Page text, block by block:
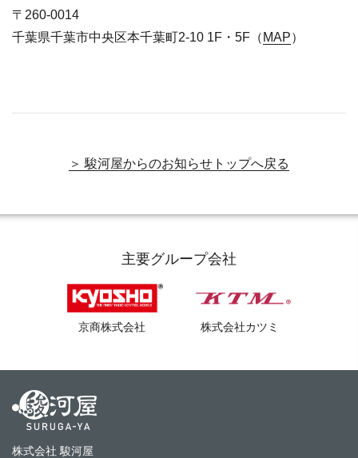
〒260-0014
千葉県千葉市中央区本千葉町2-10 1F・5F（ MAP）
＞ 駿河屋からのお知らせトップへ戻る
主要グループ会社
京商株式会社 株式会社カツミ
株式会社 駿河屋